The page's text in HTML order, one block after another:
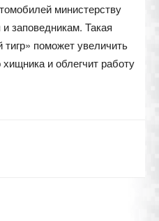
министерству
заповедникам. Такая
поможет увеличить
и облегчит работу